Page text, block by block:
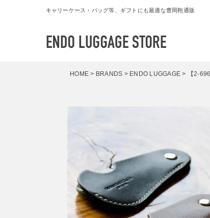
キャリーケース・バッグ等、ギフトにも最適な豊岡鞄通販
HOME BRANDS ENDO LUGGAGE 【2-